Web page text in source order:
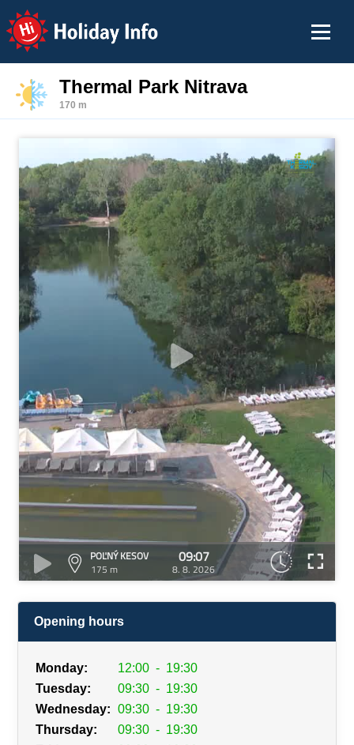
Holiday Info
Thermal Park Nitrava
170 m
POĽNÝ KESOV
175 m
09:07
8. 8. 2026
Opening hours
Monday: 12:00 - 19:30
Tuesday:
09:30 - 19:30
Wednesday: 09:30 - 19:30
Thursday:
09:30 - 19:30